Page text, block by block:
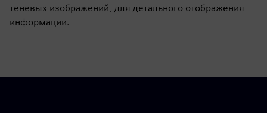
теневых изображений, для детального отображения
информации.